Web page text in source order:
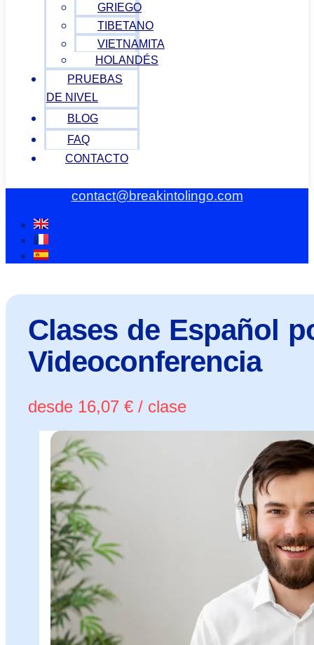
GRIEGO
TIBETANO
VIETNAMITA
HOLANDÉS
PRUEBAS
DE NIVEL
BLOG
FAQ
CONTACTO
contact@breakintolingo.com
Clases de Español
Videoconferencia
desde 16,07 € / clase